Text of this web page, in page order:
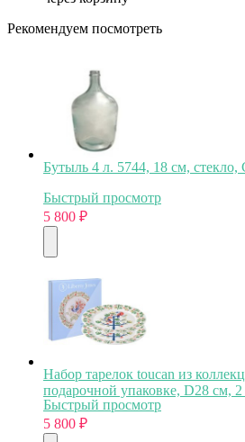
Рекомендуем посмотреть
Бутыль 4 л. 5744, 18 см,
Быстрый просмотр
5 800 ₽
Набор тарелок toucan из
подарочной упаковке, D28 см,
Быстрый просмотр
5 800 ₽